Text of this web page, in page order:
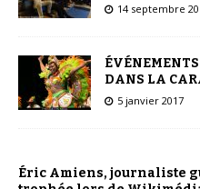
14 septembre
ÉVÉNEMENTS
DANS LA
5 janvier 2017
Éric Amiens, journaliste